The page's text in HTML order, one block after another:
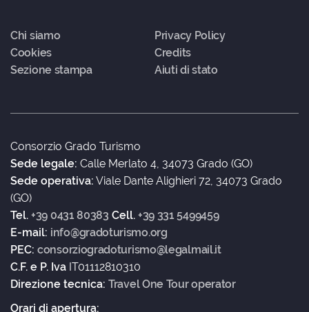
Chi siamo
Privacy Policy
Cookies
Credits
Sezione stampa
Aiuti di stato
Consorzio Grado Turismo
Sede legale: Calle Merlato 4, 34073 Grado (GO)
Sede operativa: Viale Dante Alighieri 72, 34073 Grado
(GO)
Tel. +39 0431 80383 Cell. +39 331 5499459
E-mail: info@gradoturismo.org
PEC: consorziogradoturismo@legalmail.it
C.F. e P. Iva IT01112810310
Direzione tecnica: Travel One Tour operator
Orari di apertura: